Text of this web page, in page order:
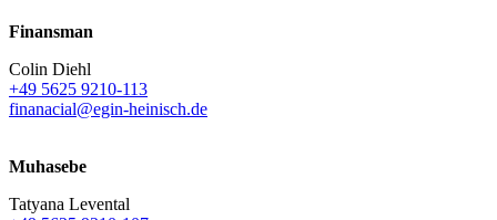
Finansman
Colin Diehl
+49 5625 9210-113
finanacial@egin-heinisch.de
Muhasebe
Tatyana Levental